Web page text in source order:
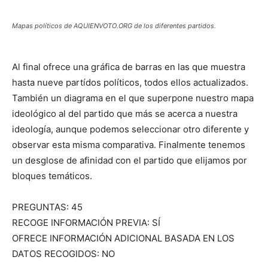
Mapas políticos de AQUIENVOTO.ORG de los diferentes partidos.
Al final ofrece una gráfica de barras en las que muestra
hasta nueve partídos políticos, todos ellos actualizados.
También un diagrama en el que superpone nuestro mapa
ideológico al del partido que más se acerca a nuestra
ideología, aunque podemos seleccionar otro diferente y
observar esta misma comparativa. Finalmente tenemos
un desglose de afinidad con el partido que elijamos por
bloques temáticos.
PREGUNTAS: 45
RECOGE INFORMACIÓN PREVIA: SÍ
OFRECE INFORMACIÓN ADICIONAL BASADA EN LOS
DATOS RECOGIDOS: NO